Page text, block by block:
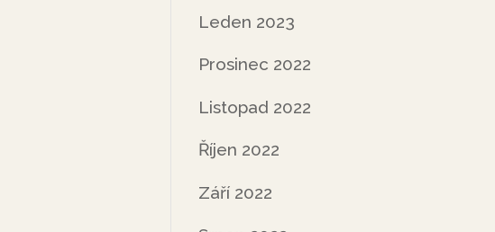
Leden 2023
Prosinec 2022
Listopad 2022
Říjen 2022
Září 2022